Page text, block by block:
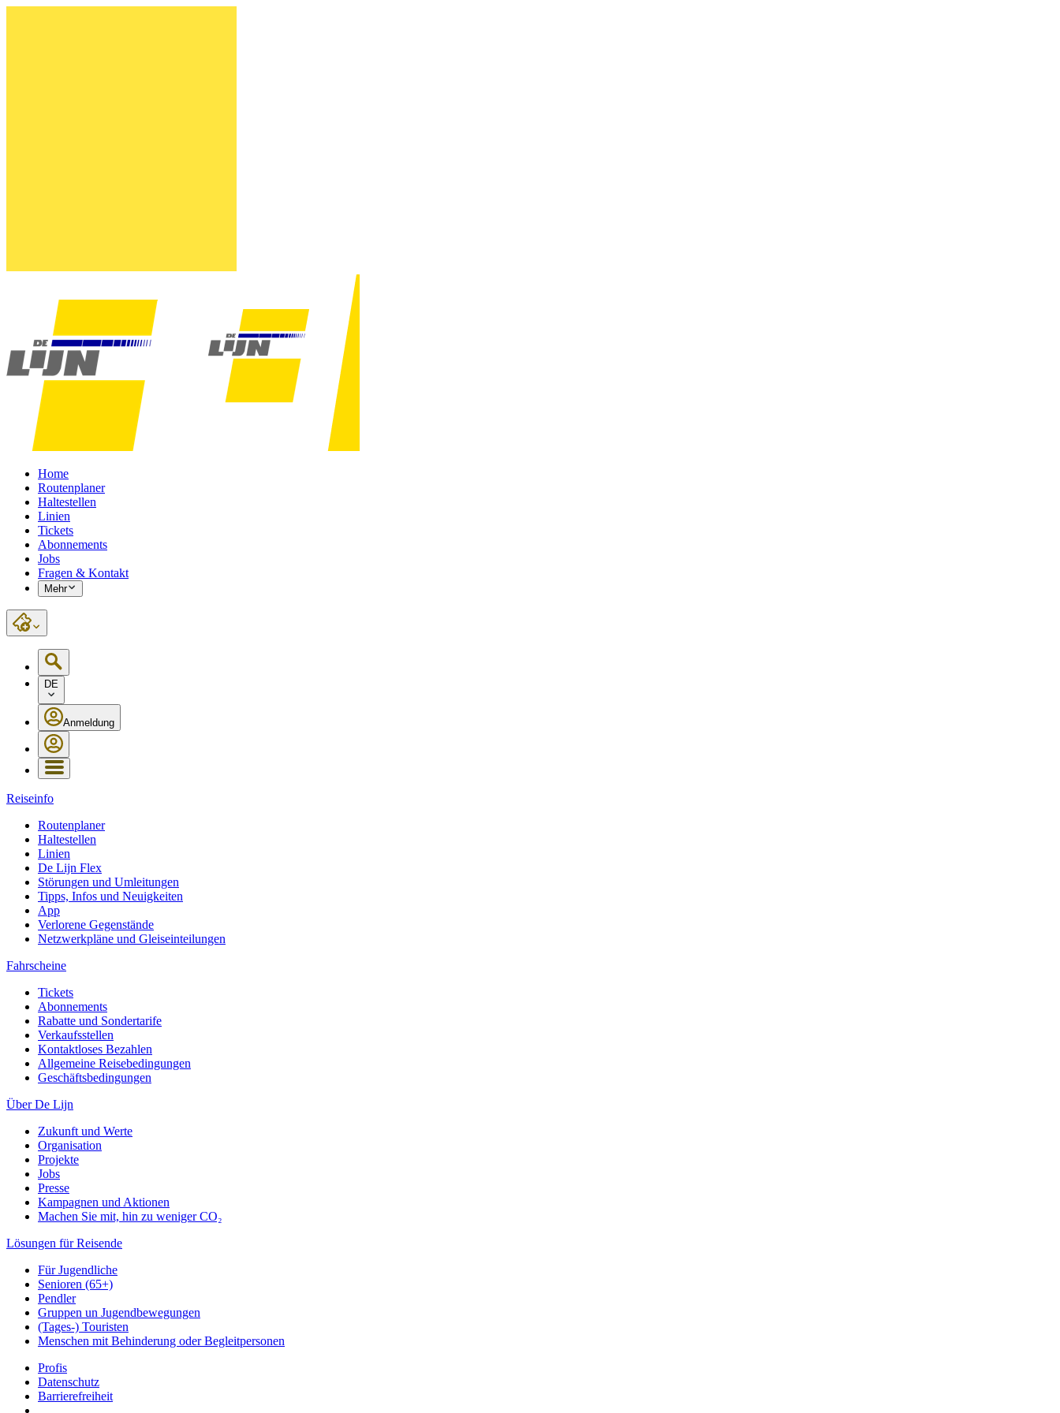
Home
Routenplaner
Haltestellen
Linien
Tickets
Abonnements
Jobs
Fragen & Kontakt
Mehr
DE
Anmeldung
Reiseinfo
Routenplaner
Haltestellen
Linien
De Lijn Flex
Störungen und Umleitungen
Tipps, Infos und Neuigkeiten
App
Verlorene Gegenstände
Netzwerkpläne und Gleiseinteilungen
Fahrscheine
Tickets
Abonnements
Rabatte und Sondertarife
Verkaufsstellen
Kontaktloses Bezahlen
Allgemeine Reisebedingungen
Geschäftsbedingungen
Über De Lijn
Zukunft und Werte
Organisation
Projekte
Jobs
Presse
Kampagnen und Aktionen
Machen Sie mit, hin zu weniger CO₂
Lösungen für Reisende
Für Jugendliche
Senioren (65+)
Pendler
Gruppen un Jugendbewegungen
(Tages-) Touristen
Menschen mit Behinderung oder Begleitpersonen
Profis
Datenschutz
Barrierefreiheit